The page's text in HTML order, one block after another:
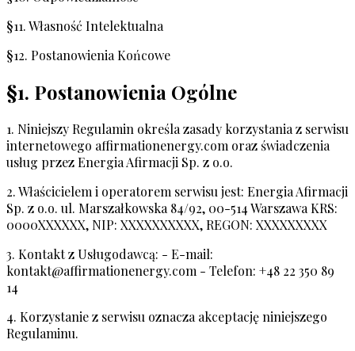
§11. Własność Intelektualna
§12. Postanowienia Końcowe
§1. Postanowienia Ogólne
1. Niniejszy Regulamin określa zasady korzystania z serwisu
internetowego affirmationenergy.com oraz świadczenia
usług przez Energia Afirmacji Sp. z o.o.
2. Właścicielem i operatorem serwisu jest: Energia Afirmacji
Sp. z o.o. ul. Marszałkowska 84/92, 00-514 Warszawa KRS:
0000XXXXXX, NIP: XXXXXXXXXX, REGON: XXXXXXXXX
3. Kontakt z Usługodawcą: - E-mail:
kontakt@affirmationenergy.com - Telefon: +48 22 350 89
14
4. Korzystanie z serwisu oznacza akceptację niniejszego
Regulaminu.